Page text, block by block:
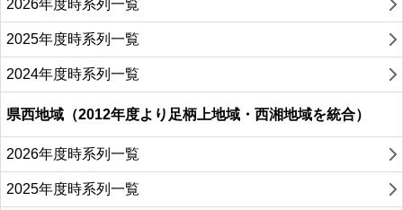
2026年度時系列一覧
2025年度時系列一覧
2024年度時系列一覧
県西地域（2012年度より足柄上地域・西湘地域を統合）
2026年度時系列一覧
2025年度時系列一覧